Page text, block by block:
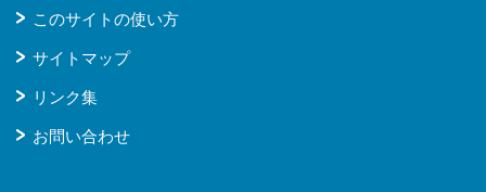
このサイトの使い方
サイトマップ
リンク集
お問い合わせ